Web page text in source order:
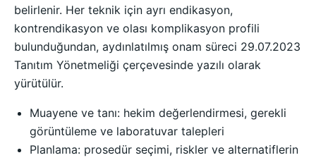
belirlenir. Her teknik için ayrı endikasyon,
kontrendikasyon ve olası komplikasyon profili
bulunduğundan, aydınlatılmış onam süreci 29.07.2023
Tanıtım Yönetmeliği çerçevesinde yazılı olarak
yürütülür.
Muayene ve tanı: hekim değerlendirmesi, gerekli
görüntüleme ve laboratuvar talepleri
Planlama: prosedür seçimi, riskler ve alternatiflerin